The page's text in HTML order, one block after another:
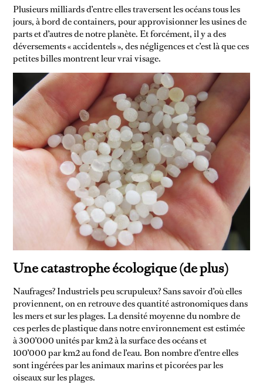
NEWSSSSSS
DÉFI SANS
SUPERMARCHÉ
Plusieurs milliards d’entre elles traversent les océans tous les
jours, à bord de containers, pour approvisionner les usines de
parts et d’autres de notre planète. Et forcément, il y a des
déversements « accidentels », des négligences et c’est là que ces
petites billes montrent leur vrai visage.
Une catastrophe écologique (de plus)
Naufrages? Industriels peu scrupuleux? Sans savoir d’où elles
proviennent, on en retrouve des quantité astronomiques dans
les mers et sur les plages. La densité moyenne du nombre de
ces perles de plastique dans notre environnement est estimée
à 300’000 unités par km2 à la surface des océans et
100’000 par km2 au fond de l’eau. Bon nombre d’entre elles
sont ingérées par les animaux marins et picorées par les
oiseaux sur les plages.